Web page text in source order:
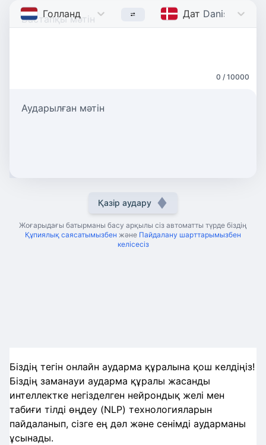
Голланд Dutch Дат Danish
0 / 10000
Аударылған мәтін
Қазір аудару
Жоғарыдағы батырманы басу арқылы сіз автоматты түрде біздің
Құпиялық саясатымызбен және Пайдалану шарттарымызбен
келісесіз
Біздің тегін онлайн аударма құралына қош келдіңіз!
Біздің заманауи аударма құралы жасанды
интеллектке негізделген нейрондық желі мен
табиғи тілді өңдеу (NLP) технологияларын
пайдаланып, сізге ең дәл және сенімді аударманы
ұсынады.